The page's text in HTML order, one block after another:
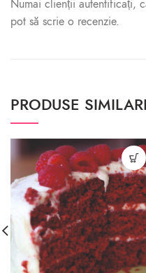
Numai clienții autentificați,
pot să scrie o recenzie.
PRODUSE